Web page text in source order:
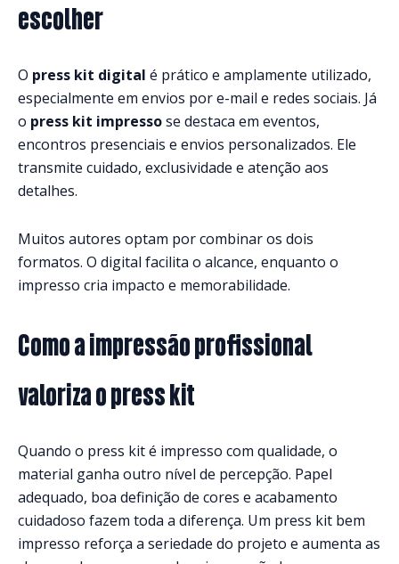
escolher
O press kit digital é prático e amplamente utilizado,
especialmente em envios por e-mail e redes sociais. Já
o press kit impressose destaca em eventos,
encontros presenciais e envios personalizados. Ele
transmite cuidado, exclusividade e atenção aos
detalhes.
Muitos autores optam por combinar os dois
formatos. O digital facilita o alcance, enquanto o
impresso cria impacto e memorabilidade.
Como a impressão profissional
valoriza o press kit
Quando o press kit é impresso com qualidade, o
material ganha outro nível de percepção. Papel
adequado, boa definição de cores e acabamento
cuidadoso fazem toda a diferença. Um press kit bem
impresso reforça a seriedade do projeto e aumenta as